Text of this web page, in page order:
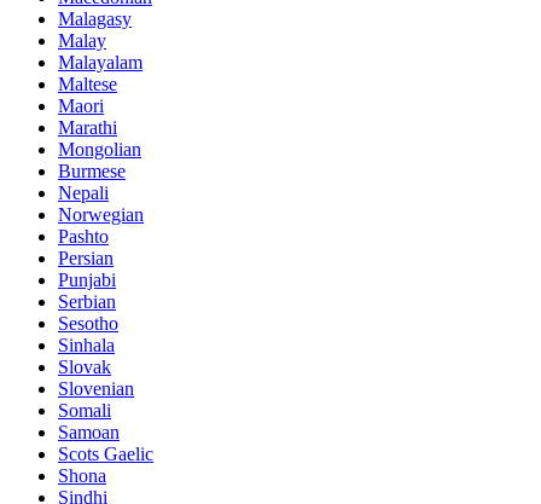
Malagasy
Malay
Malayalam
Maltese
Maori
Marathi
Mongolian
Burmese
Nepali
Norwegian
Pashto
Persian
Punjabi
Serbian
Sesotho
Sinhala
Slovak
Slovenian
Somali
Samoan
Scots Gaelic
Shona
Sindhi